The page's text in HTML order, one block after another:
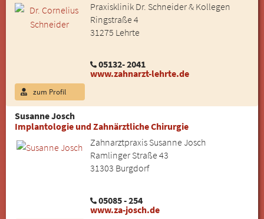
Praxisklinik Dr. Schneider & Kollegen
Ringstraße 4
31275 Lehrte
05132- 2041
www.zahnarzt-lehrte.de
zum Profil
Susanne Josch
Implantologie und Zahnärztliche Chirurgie
Zahnarztpraxis Susanne Josch
Ramlinger Straße 43
31303 Burgdorf
05085 - 254
www.za-josch.de